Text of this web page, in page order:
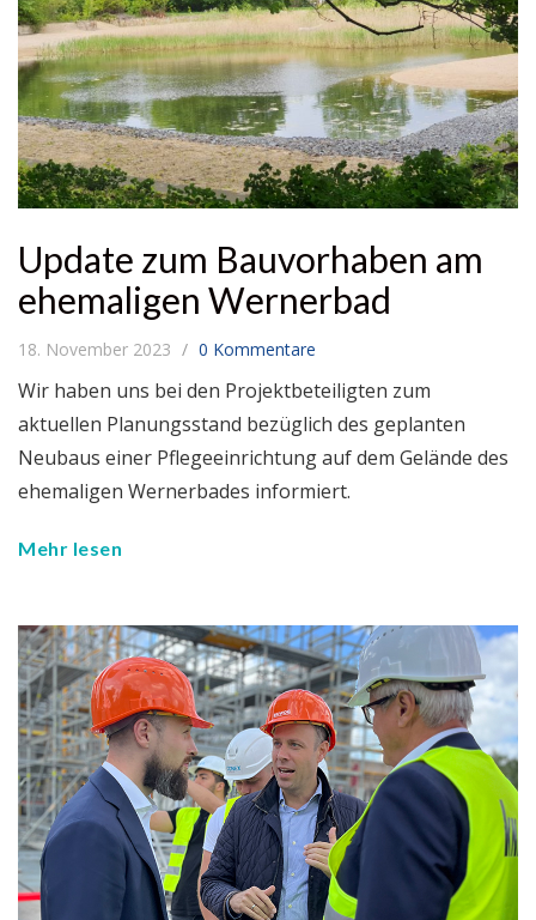
Update zum Bauvorhaben am
ehemaligen Wernerbad
18. November 2023 0 Kommentare
Wir haben uns bei den Projektbeteiligten zum
aktuellen Planungsstand bezüglich des geplanten
Neubaus einer Pflegeeinrichtung auf dem Gelände des
ehemaligen Wernerbades informiert.
Mehr lesen